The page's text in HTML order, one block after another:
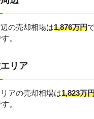
の売却相場は1,876万円
。
リア
アの売却相場は1,823万
。